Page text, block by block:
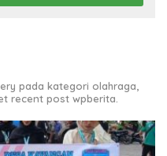
pada kategori olahraga,
recent post wpberita.